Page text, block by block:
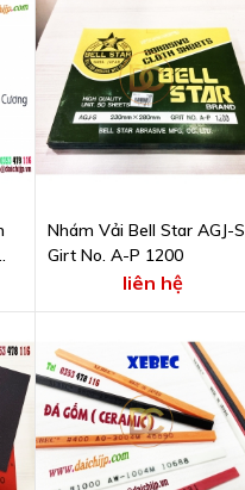
Nhám Vải Bell Star AGJ-S
Girt No. A-P 1200
liên hệ